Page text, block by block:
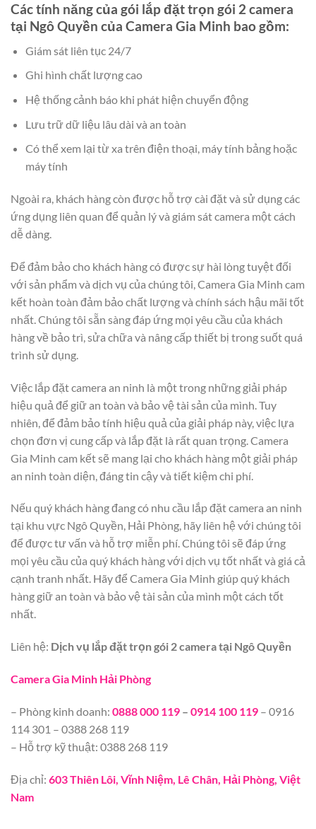
Các tính năng của gói lắp đặt trọn gói 2 camera
tại Ngô Quyền của Camera Gia Minh bao gồm:
Giám sát liên tục 24/7
Ghi hình chất lượng cao
Hệ thống cảnh báo khi phát hiện chuyển động
Lưu trữ dữ liệu lâu dài và an toàn
Có thể xem lại từ xa trên điện thoại, máy tính bảng hoặc
máy tính
Ngoài ra, khách hàng còn được hỗ trợ cài đặt và sử dụng các
ứng dụng liên quan để quản lý và giám sát camera một cách
dễ dàng.
Để đảm bảo cho khách hàng có được sự hài lòng tuyệt đối
với sản phẩm và dịch vụ của chúng tôi, Camera Gia Minh cam
kết hoàn toàn đảm bảo chất lượng và chính sách hậu mãi tốt
nhất. Chúng tôi sẵn sàng đáp ứng mọi yêu cầu của khách
hàng về bảo trì, sửa chữa và nâng cấp thiết bị trong suốt quá
trình sử dụng.
Việc lắp đặt camera an ninh là một trong những giải pháp
hiệu quả để giữ an toàn và bảo vệ tài sản của mình. Tuy
nhiên, để đảm bảo tính hiệu quả của giải pháp này, việc lựa
chọn đơn vị cung cấp và lắp đặt là rất quan trọng. Camera
Gia Minh cam kết sẽ mang lại cho khách hàng một giải pháp
an ninh toàn diện, đáng tin cậy và tiết kiệm chi phí.
Nếu quý khách hàng đang có nhu cầu lắp đặt camera an ninh
tại khu vực Ngô Quyền, Hải Phòng, hãy liên hệ với chúng tôi
để được tư vấn và hỗ trợ miễn phí. Chúng tôi sẽ đáp ứng
mọi yêu cầu của quý khách hàng với dịch vụ tốt nhất và giá cả
cạnh tranh nhất. Hãy để Camera Gia Minh giúp quý khách
hàng giữ an toàn và bảo vệ tài sản của mình một cách tốt
nhất.
Liên hệ: Dịch vụ lắp đặt trọn gói 2 camera tại Ngô Quyền
Camera Gia Minh Hải Phòng
– Phòng kinh doanh: 0888 000 119 – 0914 100 119 – 0916
114 301 – 0388 268 119
– Hỗ trợ kỹ thuật: 0388 268 119
Địa chỉ: 603 Thiên Lôi, Vĩnh Niệm, Lê Chân, Hải Phòng, Việt
Nam